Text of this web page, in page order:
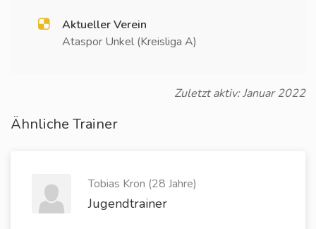
Aktueller Verein
Ataspor Unkel (Kreisliga A)
Zuletzt aktiv: Januar 2022
Ähnliche Trainer
Tobias Kron (28 Jahre)
Jugendtrainer